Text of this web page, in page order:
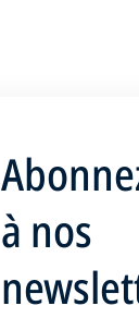
à nos